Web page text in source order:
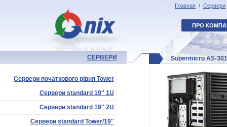
Главная \ Сервери
ПРО
Supermicro AS-
СЕРВЕРИ
Сервери початкового рівня Tower
Сервери standard 19'' 1U
Сервери standard 19'' 2U
Сервери standard Tower/19''